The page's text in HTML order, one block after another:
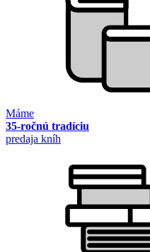
Máme
35-ročnú tradíciu
predaja kníh